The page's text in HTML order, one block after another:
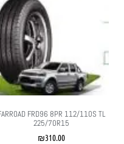
FARROAD FRD96 8PR 112/110S TL
225/70R15
₪310.00